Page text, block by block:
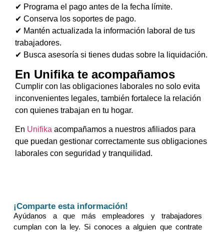
✔ Programa el pago antes de la fecha límite.
✔ Conserva los soportes de pago.
✔ Mantén actualizada la información laboral de tus
trabajadores.
✔ Busca asesoría si tienes dudas sobre la liquidación.
En Unifika te acompañamos
Cumplir con las obligaciones laborales no solo evita
inconvenientes legales, también fortalece la relación
con quienes trabajan en tu hogar.
En Unifika acompañamos a nuestros afiliados para
que puedan gestionar correctamente sus obligaciones
laborales con seguridad y tranquilidad.
¡Comparte esta información!
Ayúdanos a que más empleadores y trabajadores
cumplan con la ley. Si conoces a alguien que contrate